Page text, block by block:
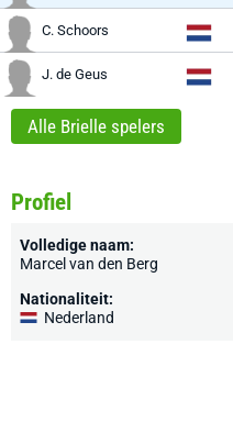
C. Schoors
J. de Geus
Alle Brielle spelers
Profiel
Volledige naam:
Marcel van den Berg
Nationaliteit:
Nederland